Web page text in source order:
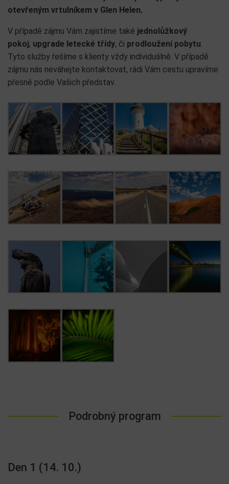
otevřeným vrtulníkem v Glen Helen.
V případě zájmu Vám zajistíme také jednolůžkový
pokoj, upgrade letecké třídy, či prodloužení pobytu.
Tyto služby řešíme s klienty vždy individuálně. V případě
zájmu nás neváhejte kontaktovat, rádi Vám cestu upravíme
přesně podle Vašich představ.
Podrobný program
Den 1 (14. 10.)